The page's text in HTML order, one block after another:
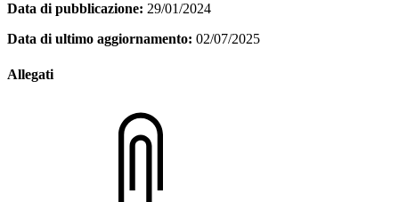
Data di pubblicazione: 29/01/2024
Data di ultimo aggiornamento: 02/07/2025
Allegati